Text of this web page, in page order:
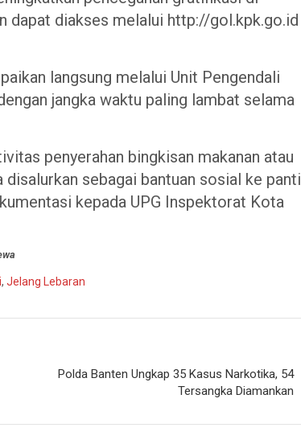
dapat diakses melalui http://gol.kpk.go.id
langsung melalui Unit Pengendali
jangka waktu paling lambat selama
penyerahan bingkisan makanan atau
sebagai bantuan sosial ke panti
kepada UPG Inspektorat Kota
, Jelang Lebaran
Polda Banten Ungkap 35 Kasus Narkotika, 54
Tersangka Diamankan